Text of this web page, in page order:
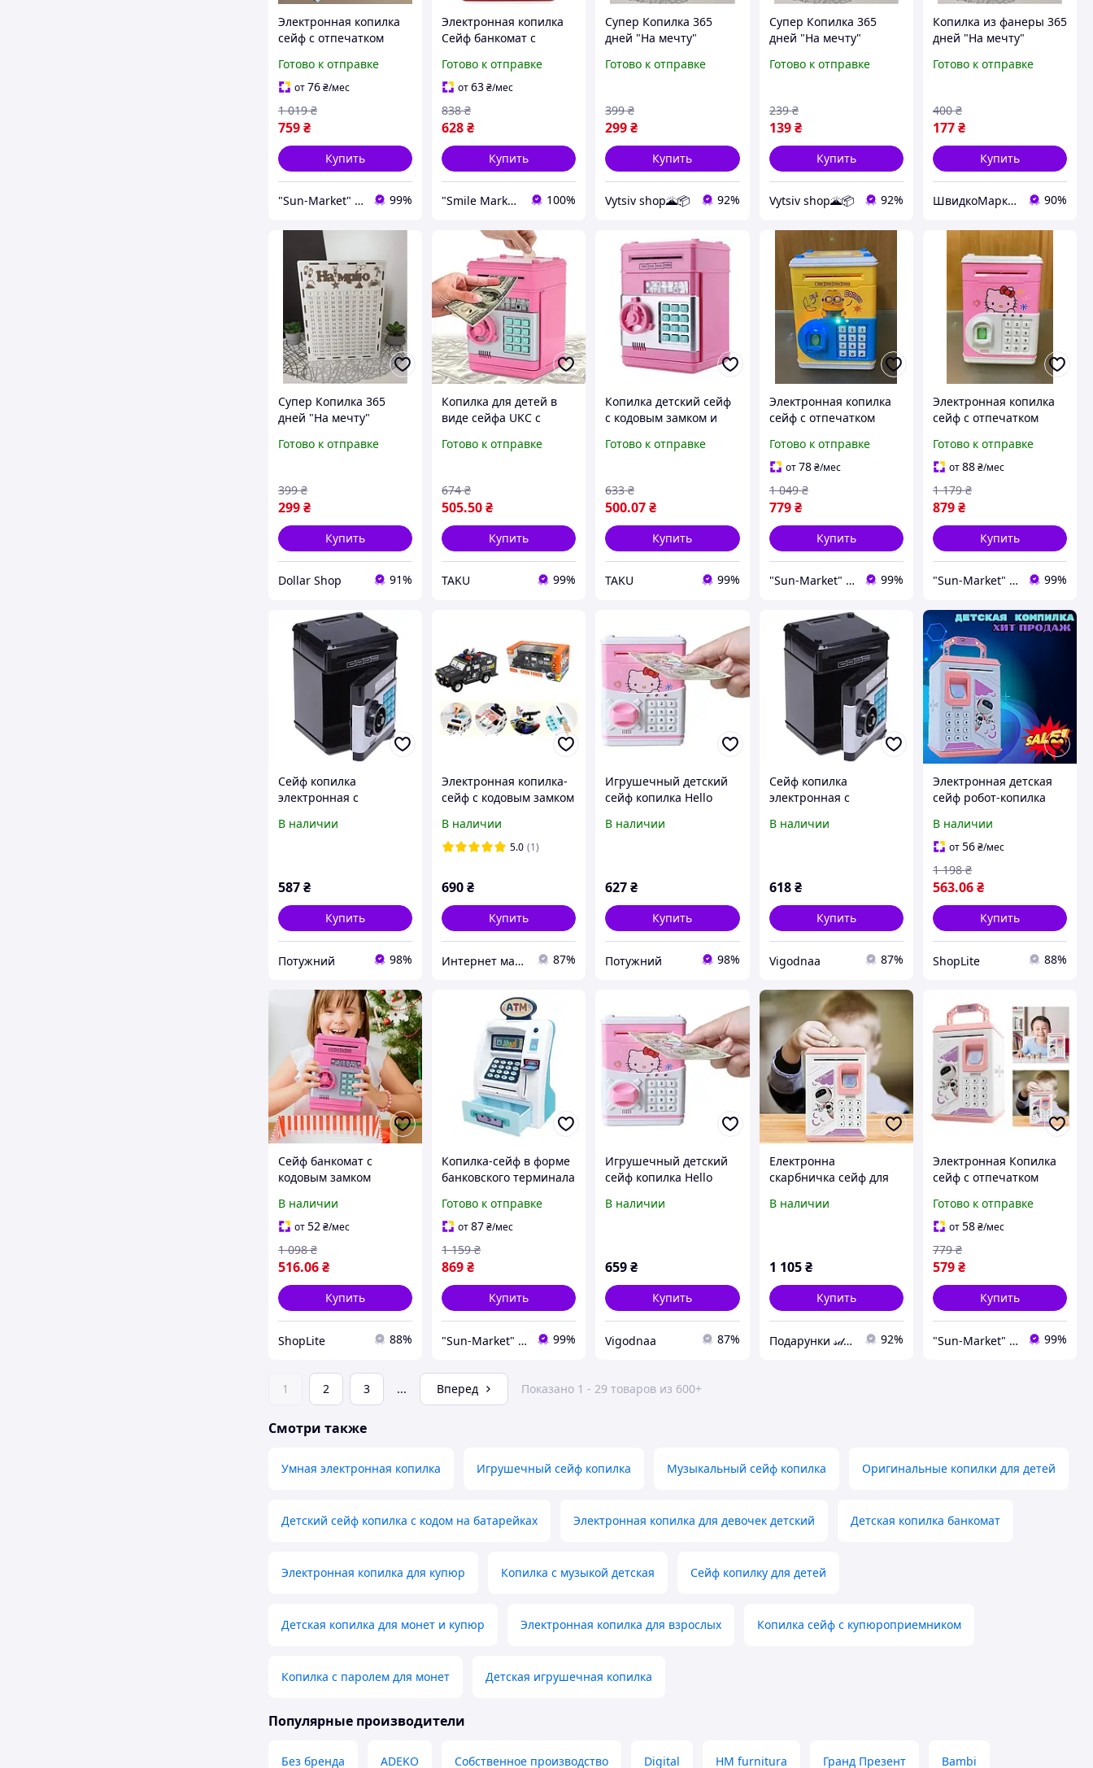
Электронная копилка
сейф с отпечатком
замком Money Safe WF-
3002 "Ben10", зеленая
Готово к отправке
от76₴/мес
759₴
1 019 ₴
Купить
"Sun-Market" интернет-магазин 99%
Электронная копилка
Сейф банкомат с
купюроприемником
Красная
Готово к отправке
от63₴/мес
628₴
838 ₴
Купить
"Smile Market" интернет-магазин 100%
Супер Копилка 365
дней "На мечту"
Готово к отправке
299₴
399 ₴
Купить
Vytsiv shop🌋📦 92%
Супер Копилка 365
дней "На мечту"
пошкоджені кути або
Готово к отправке
139 ₴
239 ₴
Купить
Vytsiv shop🌋📦 92%
Копилка из фанеры 365
дней "На мечту"
Готово к отправке
177₴
400 ₴
Купить
ШвидкоМаркет 90%
Супер Копилка 365
дней "На мечту"
Готово к отправке
299₴
399 ₴
Купить
Dollar Shop 91%
Копилка для детей в
виде сейфа UKC с
приема купюр и монет,
Готово к отправке
505.50₴
674 ₴
Купить
TAKU 99%
Копилка детский сейф
с кодовым замком и
для бумажных денег и
Готово к отправке
500.07₴
633 ₴
Купить
TAKU 99%
Электронная копилка
сейф с отпечатком
замком Carton Bank
"Minions", желтая
Готово к отправке
от78 ₴/мес
779 ₴
1 049 ₴
Купить
"Sun-Market" интернет-магазин 99%
Электронная копилка
сейф с отпечатком
замком Carton Bank
"Hello Kitty", розовая
Готово к отправке
от88₴/мес
879₴
1 179 ₴
Купить
"Sun-Market" интернет-магазин 99%
Сейф копилка
электронная с
звуковыми эффектами
В наличии
587₴
Купить
Потужний 98%
Электронная копилка-
сейф с кодовым замком
Hummer
В наличии
5.0 (1)
690₴
Купить
Интернет магазин «Fullmarket» 87%
Игрушечный детский
сейф копилка Hello
кодовым замком
В наличии
627₴
Купить
Потужний 98%
Сейф копилка
электронная с
звуковыми эффектами
В наличии
618 ₴
Купить
Vigodnaa 87%
Электронная детская
сейф робот-копилка
отпечатком пальца
музыкальная с
купюроприемником
qwr
В наличии
от56₴/мес
563.06₴
1 198 ₴
Купить
ShopLite 88%
Сейф банкомат с
кодовым замком
купюроприемником
Розовая игрушка-сейф
на батарейках qwr
В наличии
от52₴/мес
516.06₴
1 098 ₴
Купить
ShopLite 88%
Копилка-сейф в форме
банковского терминала
синий
Готово к отправке
от87₴/мес
869₴
1 159 ₴
Купить
"Sun-Market" интернет-магазин 99%
Игрушечный детский
сейф копилка Hello
кодовым замком
В наличии
659₴
Купить
Vigodnaa 87%
Електронна
скарбничка сейф для
монет з малюнком
В наличии
1 105 ₴
Купить
Подарунки 𝓈𝒹𝓊𝓈𝒽𝑜𝒾 для Вас!!! 92%
Электронная Копилка
сейф с отпечатком
замком BODYGUARD +
купюроприемник
Розовый
Готово к отправке
от58₴/мес
579₴
779 ₴
Купить
"Sun-Market" интернет-магазин 99%
1 2 3 ... Вперед Показано 1 - 29 товаров из 600+
Смотри также
Умная электронная копилка Игрушечный сейф копилка Музыкальный сейф копилка Оригинальные копилки для детей
Детский сейф копилка с кодом на батарейках Электронная копилка для девочек детский Детская копилка банкомат
Электронная копилка для купюр Копилка с музыкой детская Сейф копилку для детей
Детская копилка для монет и купюр Электронная копилка для взрослых Копилка сейф с купюроприемником
Копилка с паролем для монет Детская игрушечная копилка
Популярные производители
Без бренда ADEKO Собственное производство Digital HM furnitura Гранд Презент Bambi